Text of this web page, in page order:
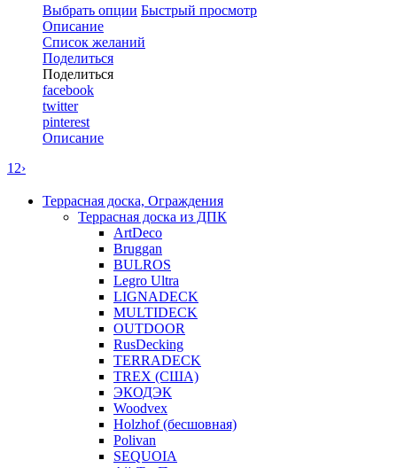
Выбрать опции Быстрый просмотр
Описание
Список желаний
Поделиться
Поделиться
facebook
twitter
pinterest
Описание
1 2›
Террасная доска, Ограждения
Террасная доска из ДПК
ArtDeco
Bruggan
BULROS
Legro Ultra
LIGNADECK
MULTIDECK
OUTDOOR
RusDecking
TERRADECK
TREX (США)
ЭКОДЭК
Woodvex
Holzhof (бесшовная)
Polivan
SEQUOIA